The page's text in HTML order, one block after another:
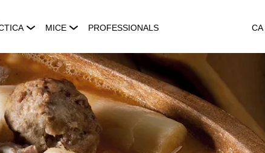
MICE PROFESSIONALS CA